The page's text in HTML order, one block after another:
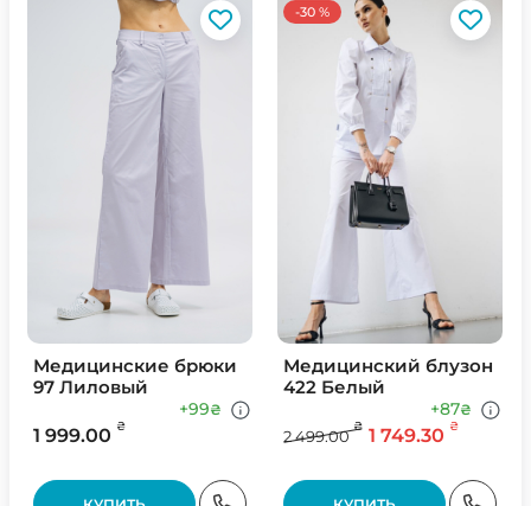
Медицинские брюки
97 Лиловый
1 999.00 ₴
+99₴
-30 %
Медицинский блузон
422 Белый
2 499.00
₴ 1 749.30 ₴
+87₴